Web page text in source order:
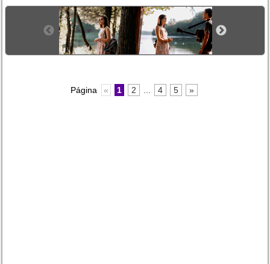
Página « 1 2 4 5 »